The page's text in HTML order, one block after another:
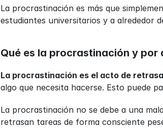
La procrastinación es más que
estudiantes universitarios y a alrededor
Qué es la procrastinación y
La procrastinación es el acto de
algo que necesita hacerse. Esto puede
La procrastinación no se debe a una
retrasan tareas de forma consciente